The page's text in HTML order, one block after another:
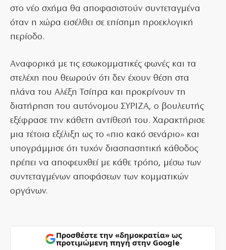
στο νέο σχήμα θα αποφασιστούν συντεταγμένα
όταν η χώρα εισέλθει σε επίσημη προεκλογική
περίοδο.
Αναφορικά με τις εσωκομματικές φωνές και τα
στελέχη που θεωρούν ότι δεν έχουν θέση στα
πλάνα του Αλέξη Τσίπρα και προκρίνουν τη
διατήρηση του αυτόνομου ΣΥΡΙΖΑ, ο βουλευτής
εξέφρασε την κάθετη αντίθεσή του. Χαρακτήρισε
μια τέτοια εξέλιξη ως το «πιο κακό σενάριο» και
υπογράμμισε ότι τυχόν διασπασητική κάθοδος
πρέπει να αποφευχθεί με κάθε τρόπο, μέσω των
συντεταγμένων αποφάσεων των κομματικών
οργάνων.
Προσθέστε την «δημοκρατία» ως
προτιμώμενη πηγή στην Google